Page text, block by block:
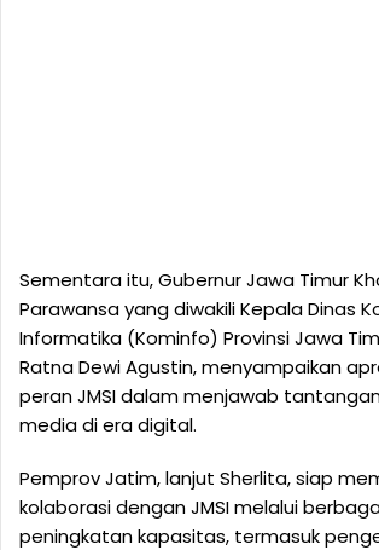
Sementara itu, Gubernur Jawa Timur
Parawansa yang diwakili Kepala Dinas
Informatika (Kominfo) Provinsi Jawa
Ratna Dewi Agustin, menyampaikan
peran JMSI dalam menjawab
media di era digital.
Pemprov Jatim, lanjut Sherlita, siap
kolaborasi dengan JMSI melalui
peningkatan kapasitas, termasuk